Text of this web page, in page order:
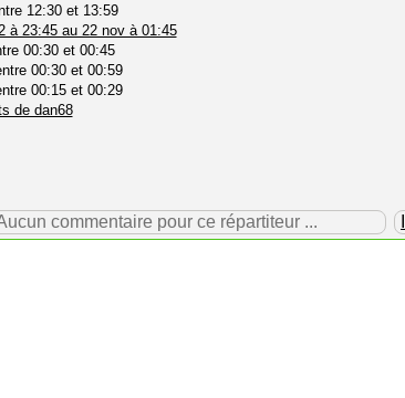
12:30 et 13:59
à 23:45 au 22 nov à 01:45
00:30 et 00:45
00:30 et 00:59
00:15 et 00:29
de dan68
commentaire pour ce répartiteur ...